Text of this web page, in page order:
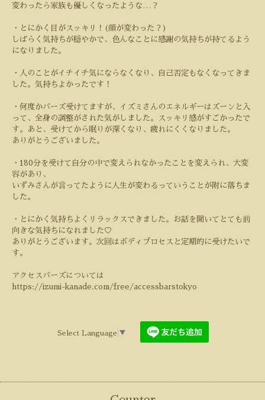
変わったら家族も優しくなったような … ？
・とにかく目がスッキリ！ (顔が変わった？ )
しばらく気持ちが穏やかで、色んなことに感謝の気持ちが持てるよう
になりました。
・人のことがイチイチ気にならなくなり、自己否定もなくなってきま
した。気持ちよかったです！
・何度かバーズ受けてますが、イズミさんのエネルギーはズーンと入
って、全身の調整がされた気がしました。スッキリ感がすごかったで
す。あと、受けてから眠りが深くなり、疲れにくくなりました。
ありがとうございました。
・ 180分を受けて自分の中で変えられなかったことを変えられ、大変
容があり、
いずみさんが言ってたように人生が変わるっていうことが附に落ちま
した。
・とにかく気持ちよくリラックスできました。お話を聞いてとても前
向きな気持ちになれました♡
ありがとうございます。次回はボディプロセスと定期的に受けたいで
す。
アクセスバーズについては
https://izumi-kanade.com/free/accessbarstokyo
Select Language ▼